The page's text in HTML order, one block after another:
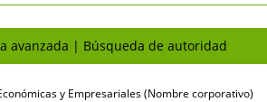
avanzada Búsqueda de autoridad
y Empresariales (Nombre corporativo)